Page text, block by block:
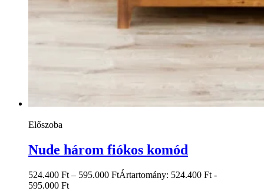
Előszoba
Nude három fiókos komód
524.400 Ft – 595.000 FtÁrtartomány: 524.400 Ft -
595.000 Ft